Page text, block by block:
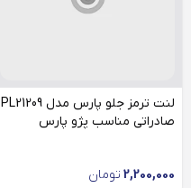
لنت ترمز جلو پارس مدل PL21209
صادراتی مناسب پژو پارس
2,200,000 تومان